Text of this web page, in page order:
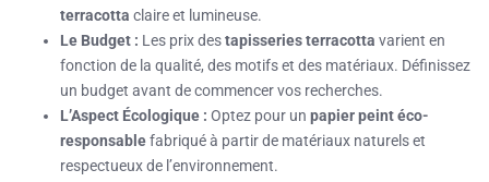
terracotta claire et lumineuse.
Le Budget : Les prix destapisseries terracotta varient en
fonction de la qualité, des motifs et des matériaux. Définissez
un budget avant de commencer vos recherches.
L’Aspect Écologique : Optez pour un papier peint éco-
responsablefabriqué à partir de matériaux naturels et
respectueux de l’environnement.